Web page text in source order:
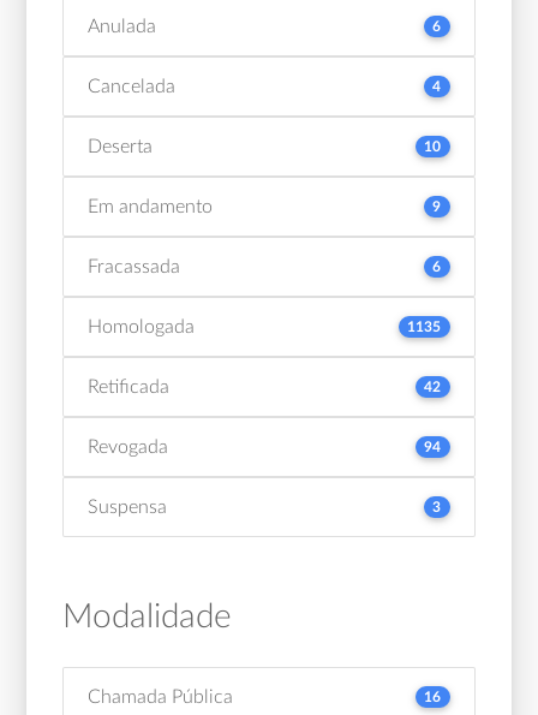
Anulada 6
Cancelada 4
Deserta 10
Em andamento 9
Fracassada 6
Homologada 1135
Retificada 42
Revogada 94
Suspensa 3
Modalidade
Chamada Pública 16